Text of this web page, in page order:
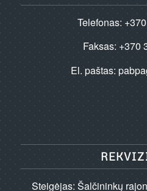
Telefonas:
Faksas: +370
El. paštas:
Steigėjas: Šalčininkų